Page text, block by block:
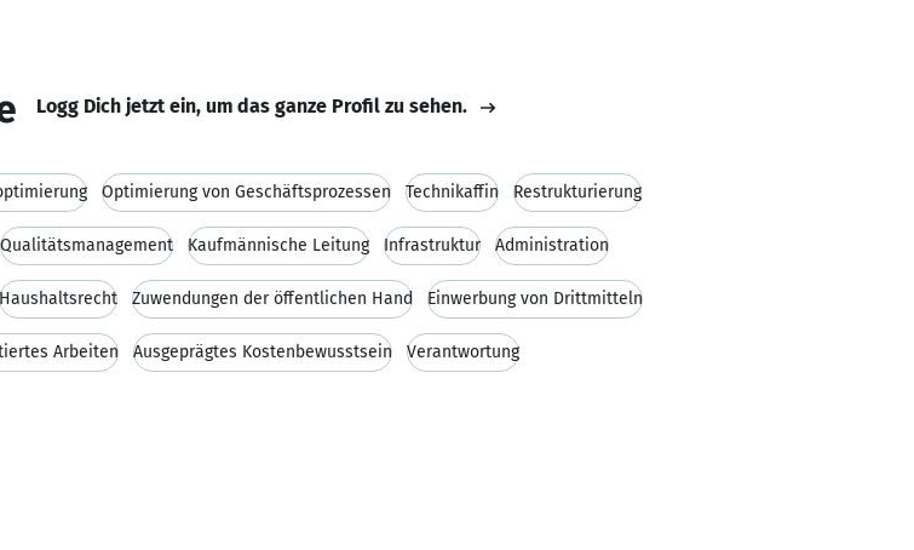
Logg Dich jetzt ein, um das ganze Profil zu sehen.
Optimierung von Geschäftsprozessen Technikaffin Restrukturierung
Qualitätsmanagement Kaufmännische Leitung Infrastruktur Administration
Haushaltsrecht Zuwendungen der öffentlichen Hand Einwerbung von Drittmitteln
Arbeiten Ausgeprägtes Kostenbewusstsein Verantwortung